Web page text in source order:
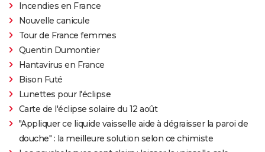
Incendies en France
Nouvelle canicule
Tour de France femmes
Quentin Dumontier
Hantavirus en France
Bison Futé
Lunettes pour l'éclipse
Carte de l'éclipse solaire du 12 août
"Appliquer ce liquide vaisselle aide à dégraisser la paroi de
douche" : la meilleure solution selon ce chimiste